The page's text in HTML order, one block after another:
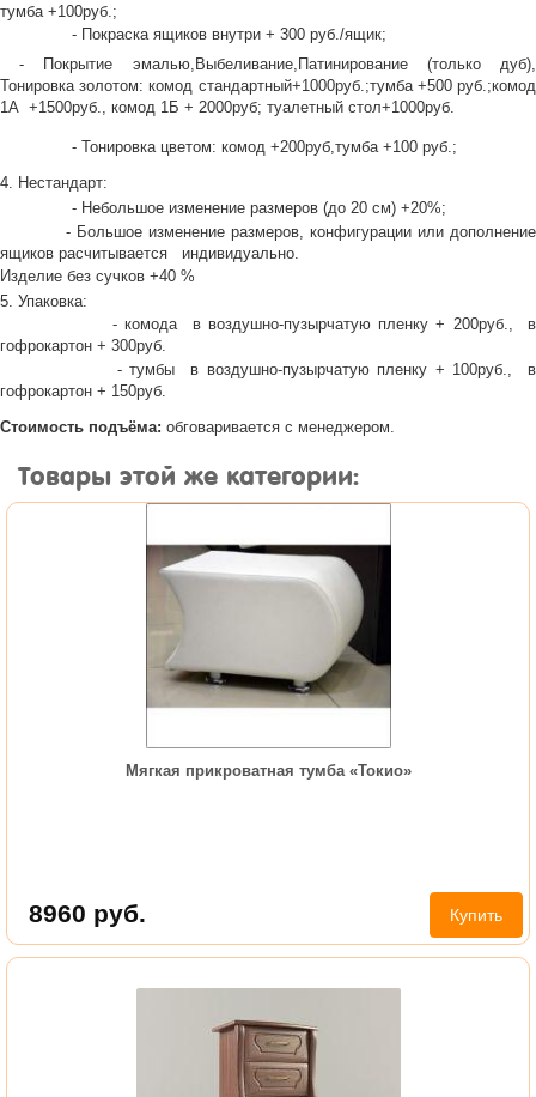
тумба +100руб.;
- Покраска ящиков внутри + 300 руб./ящик;
- Покрытие эмалью,Выбеливание,Патинирование (только дуб),
Тонировка золотом: комод стандартный+1000руб.;тумба +500 руб.;комод
1А +1500руб., комод 1Б + 2000руб; туалетный стол+1000руб.
- Тонировка цветом: комод +200руб,тумба +100 руб.;
4. Нестандарт:
- Небольшое изменение размеров (до 20 см) +20%;
- Большое изменение размеров, конфигурации или дополнение
ящиков расчитывается индивидуально.
Изделие без сучков +40 %
5. Упаковка:
- комода в воздушно-пузырчатую пленку + 200руб., в
гофрокартон + 300руб.
- тумбы в воздушно-пузырчатую пленку + 100руб., в
гофрокартон + 150руб.
Стоимость подъёма: обговаривается с менеджером.
Товары этой же категории:
Мягкая прикроватная тумба «Токио»
8960 руб. Купить